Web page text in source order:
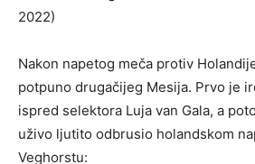
2022)
Nakon napetog meča protiv
potpuno drugačijeg Mesija. Prvo je
ispred selektora Luja van Gala, a
uživo ljutito odbrusio holandskom
Veghorstu: